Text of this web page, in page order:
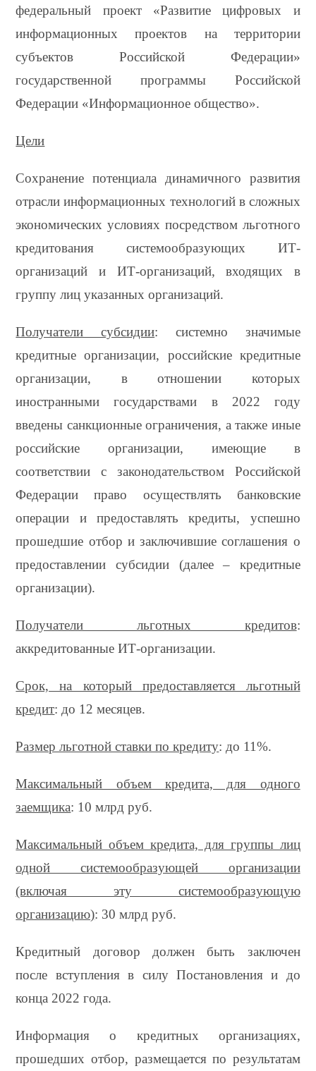
федеральный проект «Развитие цифровых и
информационных проектов на территории
субъектов Российской Федерации»
государственной программы Российской
Федерации «Информационное общество».
Цели
Сохранение потенциала динамичного развития
отрасли информационных технологий в сложных
экономических условиях посредством льготного
кредитования системообразующих ИТ-
организаций и ИТ-организаций, входящих в
группу лиц указанных организаций.
Получатели субсидии: системно значимые
кредитные организации, российские кредитные
организации, в отношении которых
иностранными государствами в 2022 году
введены санкционные ограничения, а также иные
российские организации, имеющие в
соответствии с законодательством Российской
Федерации право осуществлять банковские
операции и предоставлять кредиты, успешно
прошедшие отбор и заключившие соглашения о
предоставлении субсидии (далее – кредитные
организации).
Получатели льготных кредитов:
аккредитованные ИТ-организации.
Срок, на который предоставляется льготный
кредит: до 12 месяцев.
Размер льготной ставки по кредиту: до 11%.
Максимальный объем кредита, для одного
заемщика: 10 млрд руб.
Максимальный объем кредита, для группы лиц
одной системообразующей организации
(включая эту системообразующую
организацию): 30 млрд руб.
Кредитный договор должен быть заключен
после вступления в силу Постановления и до
конца 2022 года.
Информация о кредитных организациях,
прошедших отбор, размещается по результатам